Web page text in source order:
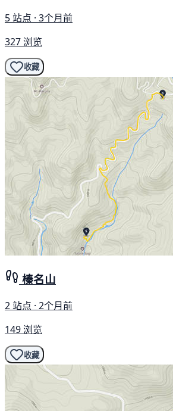
5 站点 · 3个月前
327 浏览
收藏
榛名山
2 站点 · 2个月前
149 浏览
收藏